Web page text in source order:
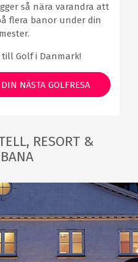
så nära varandra att
flera banor under din
Golf i Danmark!
NÄSTA GOLFRESA
RESORT &